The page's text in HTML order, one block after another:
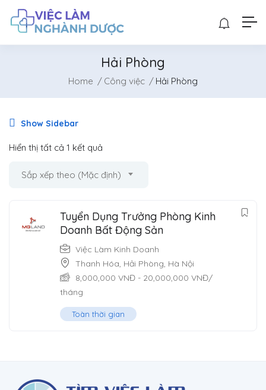
Hải Phòng
Home Công việc Hải Phòng
Show Sidebar
Hiển thị tất cả 1 kết quả
Sắp xếp theo (Mặc định)
Tuyển Dụng Trưởng Phòng Kinh
Doanh Bất Động Sản
Việc Làm Kinh Doanh
Thanh Hóa, Hải Phòng, Hà Nội
8,000,000 VNĐ - 20,000,000 VNĐ/
tháng
Toàn thời gian